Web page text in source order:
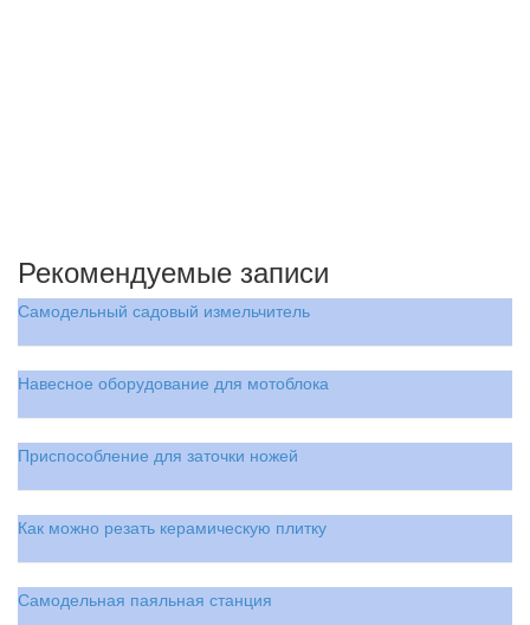
Рекомендуемые записи
Самодельный садовый измельчитель
Навесное оборудование для мотоблока
Приспособление для заточки ножей
Как можно резать керамическую плитку
Самодельная паяльная станция